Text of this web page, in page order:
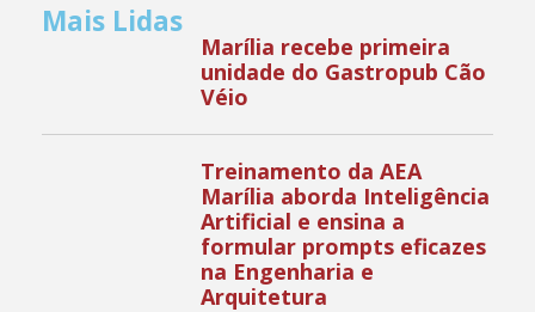
Mais Lidas
Marília recebe primeira
unidade do Gastropub Cão
Véio
Treinamento da AEA
Marília aborda Inteligência
Artificial e ensina a
formular prompts eficazes
na Engenharia e
Arquitetura